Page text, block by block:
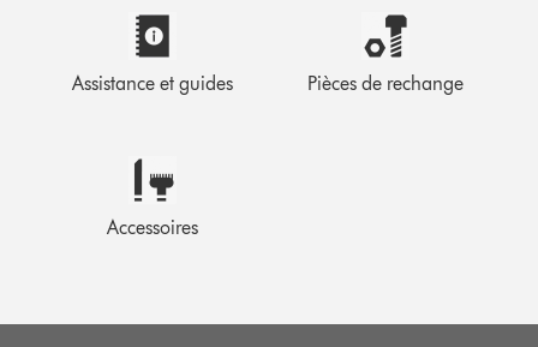
Assistance et guides Pièces de rechange
Accessoires